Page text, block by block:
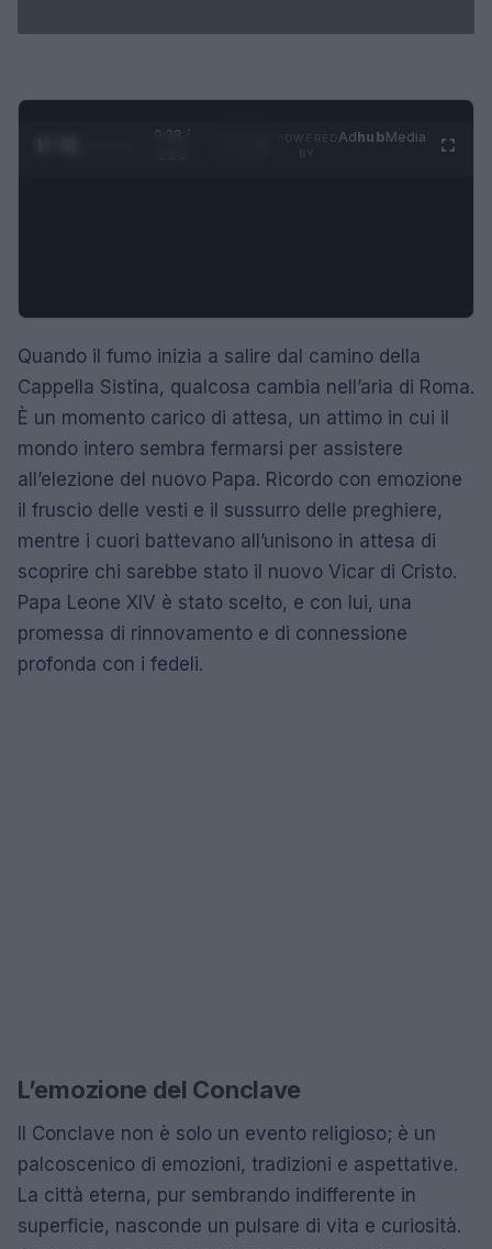
0:29 /
AdhubMedia
Quando il fumo inizia a salire dal camino della
Cappella Sistina, qualcosa cambia nell’aria di Roma.
È un momento carico di attesa, un attimo in cui il
mondo intero sembra fermarsi per assistere
all’elezione del nuovo Papa. Ricordo con emozione
il fruscio delle vesti e il sussurro delle preghiere,
mentre i cuori battevano all’unisono in attesa di
scoprire chi sarebbe stato il nuovo Vicar di Cristo.
Papa Leone XIV è stato scelto, e con lui, una
promessa di rinnovamento e di connessione
profonda con i fedeli.
L’emozione del Conclave
Il Conclave non è solo un evento religioso; è un
palcoscenico di emozioni, tradizioni e aspettative.
La città eterna, pur sembrando indifferente in
superficie, nasconde un pulsare di vita e curiosità.